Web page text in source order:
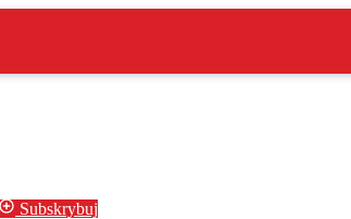
Subskrybuj